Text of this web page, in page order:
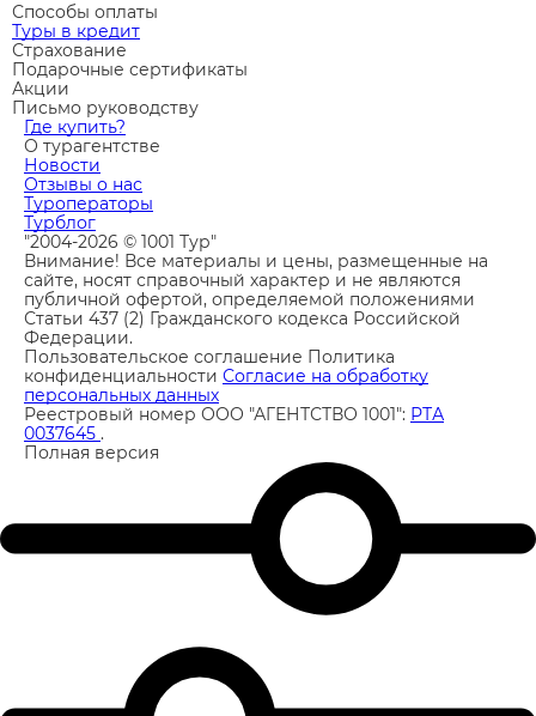
Способы оплаты
Туры в кредит
Страхование
Подарочные сертификаты
Акции
Письмо руководству
Где купить?
О турагентстве
Новости
Отзывы о нас
Туроператоры
Турблог
"2004-2026 © 1001 Тур"
Внимание! Все материалы и цены, размещенные на
сайте, носят справочный характер и не являются
публичной офертой, определяемой положениями
Статьи 437 (2) Гражданского кодекса Российской
Федерации.
Пользовательское соглашение Политика
конфиденциальности Согласие на обработку
персональных данных
Реестровый номер ООО "АГЕНТСТВО 1001": РТА
0037645 .
Полная версия